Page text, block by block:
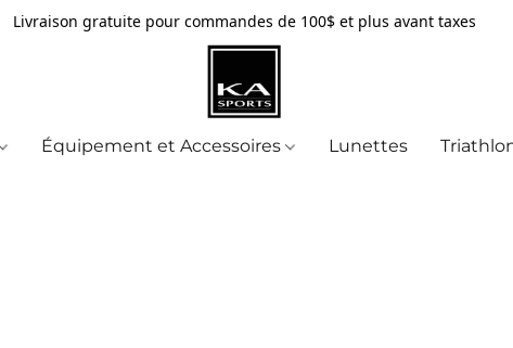
Livraison gratuite pour commandes de 100$ et plus avant taxes
Équipement et Accessoires Lunettes